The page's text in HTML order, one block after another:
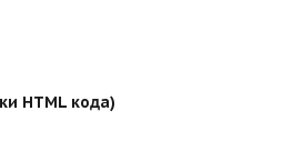
HTML кода)